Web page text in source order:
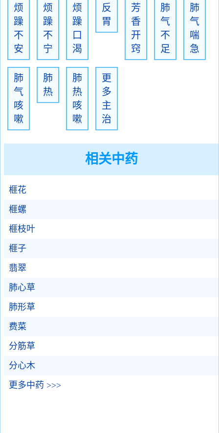
烦
躁
不
安
烦
躁
不
宁
烦
躁
口
渴
反
胃
芳
香
开
窍
肺
气
不
足
肺
气
喘
急
肺
气
咳
嗽
肺
热
肺
热
咳
嗽
更
多
主
治
相关中药
榧花
榧螺
榧枝叶
榧子
翡翠
肺心草
肺形草
费菜
分筋草
分心木
更多中药 >>>